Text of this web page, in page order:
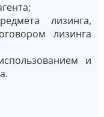
лизинга,
лизинга
и